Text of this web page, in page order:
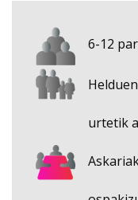
6-12
urtetik